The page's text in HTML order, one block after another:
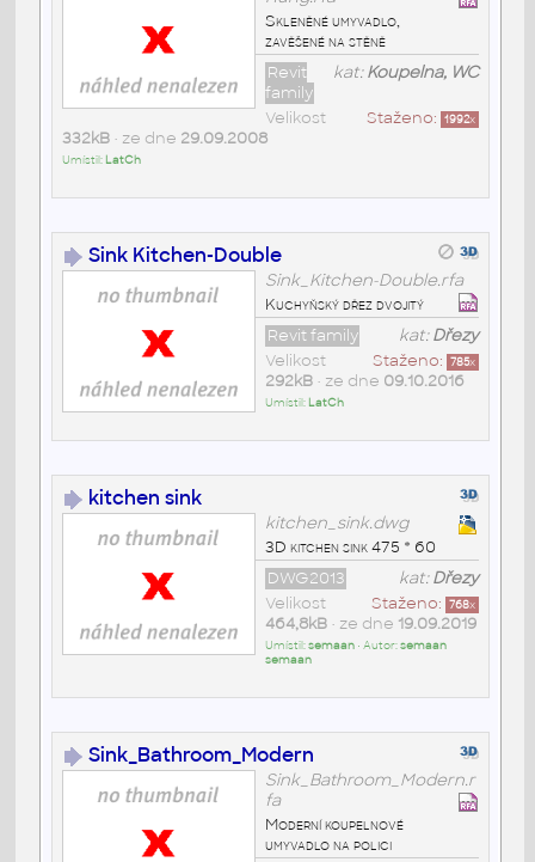
Skleněné umyvadlo,
zavěšené na stěně
kat:Koupelna, WC
Revit
family
Staženo: 1992x
Velikost
332kB• ze dne 29.09.2008
Umístil: LatCh
Sink Kitchen-Double
Sink_Kitchen-Double.rfa
Kuchyňský dřez dvojitý
kat:Dřezy
Revit family
Staženo: 785x
Velikost
292kB• ze dne 09.10.2016
Umístil: LatCh
kitchen sink
kitchen_sink.dwg
3D kitchen sink 475 * 60
kat:Dřezy
DWG2013
Staženo: 768x
Velikost
464,8kB• ze dne 19.09.2019
Umístil:semaan• Autor:semaan
semaan
Sink_Bathroom_Modern
Sink_Bathroom_Modern.r
fa
Moderní koupelnové
umyvadlo na polici